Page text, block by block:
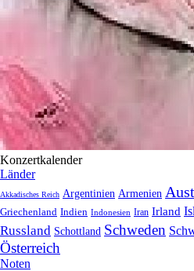
Konzertkalender
Länder
Akkadisches Reich Argentinien Armenien
Griechenland Indien Indonesien Iran Irland
Russland Schottland Schweden
Österreich
Noten